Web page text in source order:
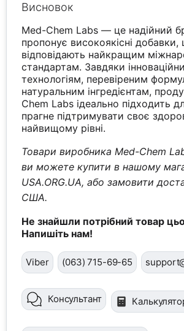
Висновок
Med-Chem Labs — це надійний
пропонує високоякісні добавки,
відповідають найкращим
стандартам. Завдяки
технологіям, перевіреним
натуральним інгредієнтам,
Chem Labs ідеально підходить
прагне підтримувати своє
найвищому рівні.
Товари виробника Med-Chem
ви можете купити в нашому
USA.ORG.UA, або замовити
США.
Не знайшли потрібний товар
Напишіть нам!
Viber (063) 715-69-65
Консультант